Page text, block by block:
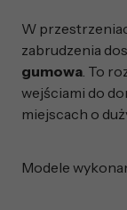
W
zabrudzenia
gumowa . To
wejściami do
miejscach o
Modele